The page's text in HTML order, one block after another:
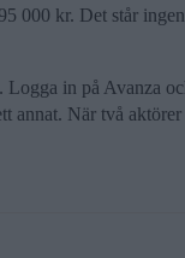
000 kr. Det står
in på Avanza
annat. När två